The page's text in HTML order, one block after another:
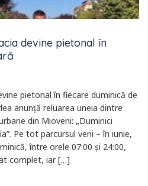
devine pietonal în
pietonal în fiecare duminică de
anunță reluarea uneia dintre
din Mioveni: „Duminici
Pe tot parcursul verii – în iunie,
între orele 07:00 și 24:00,
complet, iar […]